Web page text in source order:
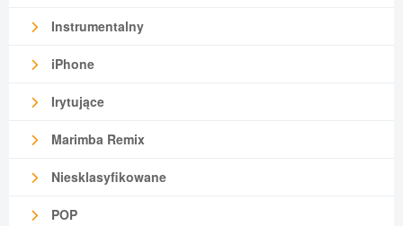
Instrumentalny
iPhone
Irytujące
Marimba Remix
Niesklasyfikowane
POP